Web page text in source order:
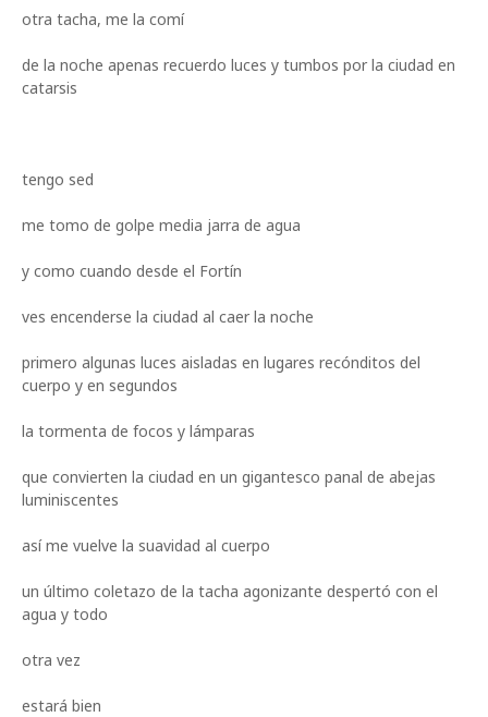
otra tacha, me la comí
de la noche apenas recuerdo luces y tumbos por la ciudad en
catarsis
tengo sed
me tomo de golpe media jarra de agua
y como cuando desde el Fortín
ves encenderse la ciudad al caer la noche
primero algunas luces aisladas en lugares recónditos del
cuerpo y en segundos
la tormenta de focos y lámparas
que convierten la ciudad en un gigantesco panal de abejas
luminiscentes
así me vuelve la suavidad al cuerpo
un último coletazo de la tacha agonizante despertó con el
agua y todo
otra vez
estará bien